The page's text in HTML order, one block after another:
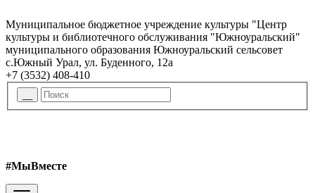
Муниципальное бюджетное учреждение культуры "Центр
культуры и библиотечного обслуживания "Южноуральский"
муниципального образования Южноуральский сельсовет
с.Южный Урал, ул. Буденного, 12а
+7 (3532) 408-410
#МыВместе